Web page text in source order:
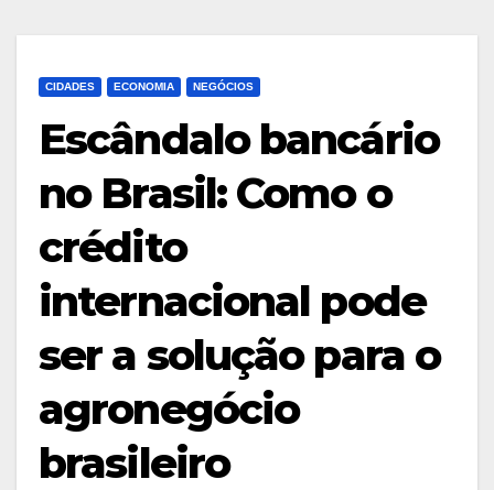
CIDADES ECONOMIA NEGÓCIOS
Escândalo bancário
no Brasil: Como o
crédito
internacional pode
ser a solução para o
agronegócio
brasileiro